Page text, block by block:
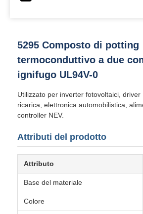
5295 Composto di potting
termoconduttivo a due
ignifugo UL94V-0
Utilizzato per inverter fotovoltaici, driver
ricarica, elettronica automobilistica,
controller NEV.
Attributi del prodotto
Attributo
Base del materiale
Colore